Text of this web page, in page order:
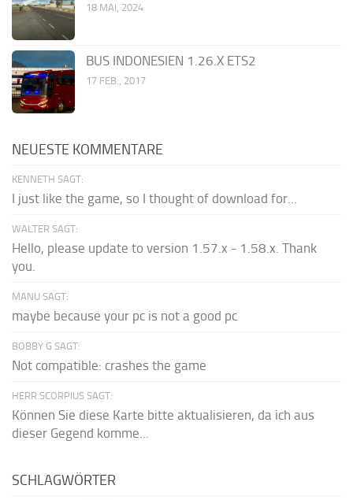
18 MAI, 2024
BUS INDONESIEN 1.26.X ETS2
17 FEB., 2017
NEUESTE KOMMENTARE
KENNETH SAGT:
I just like the game, so I thought of download for...
WALTER SAGT:
Hello, please update to version 1.57.x - 1.58.x. Thank
you.
MANU SAGT:
maybe because your pc is not a good pc
BOBBY G SAGT:
Not compatible: crashes the game
HERR SCORPIUS SAGT:
Können Sie diese Karte bitte aktualisieren, da ich aus
dieser Gegend komme...
SCHLAGWÖRTER